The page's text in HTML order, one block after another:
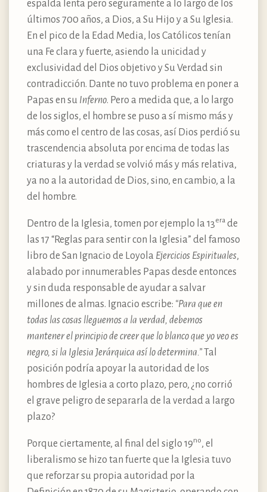
espalda lenta pero seguramente a lo largo de los
últimos 700 años, a Dios, a Su Hijo y a Su Iglesia.
En el pico de la Edad Media, los Católicos tenían
una Fe clara y fuerte, asiendo la unicidad y
exclusividad del Dios objetivo y Su Verdad sin
contradicción. Dante no tuvo problema en poner a
Papas en su Inferno. Pero a medida que, a lo largo
de los siglos, el hombre se puso a sí mismo más y
más como el centro de las cosas, así Dios perdió su
trascendencia absoluta por encima de todas las
criaturas y la verdad se volvió más y más relativa,
ya no a la autoridad de Dios, sino, en cambio, a la
del hombre.
Dentro de la Iglesia, tomen por ejemplo la 13era de
las 17 “Reglas para sentir con la Iglesia” del famoso
libro de San Ignacio de Loyola Ejercicios Espirituales,
alabado por innumerables Papas desde entonces
y sin duda responsable de ayudar a salvar
millones de almas. Ignacio escribe: “Para que en
todas las cosas lleguemos a la verdad, debemos
mantener el principio de creer que lo blanco que yo veo es
negro, si la Iglesia Jerárquica así lo determina.”Tal
posición podría apoyar la autoridad de los
hombres de Iglesia a corto plazo, pero, ¿no corrió
el grave peligro de separarla de la verdad a largo
plazo?
Porque ciertamente, al final del siglo 19no, el
liberalismo se hizo tan fuerte que la Iglesia tuvo
que reforzar su propia autoridad por la